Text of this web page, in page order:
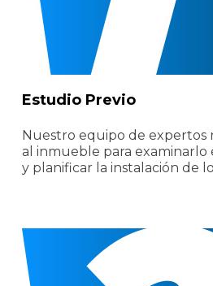
Estudio Previo
Nuestro equipo de expertos
al inmueble para
y planificar la instalación de